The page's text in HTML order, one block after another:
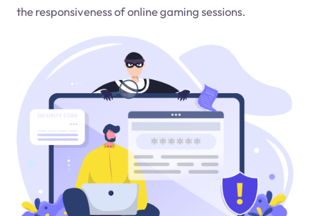
the responsiveness of online gaming sessions.